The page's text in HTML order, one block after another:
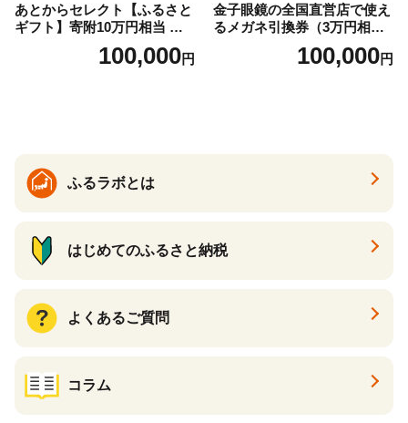
あとからセレクト【ふるさと
ギフト】寄附10万円相当 あ
とから選べる！ ギフト いく
ら ほたて 海鮮 牛肉 別海町
ギフト ふるさと納税 ）
100,000円
金子眼鏡の全国直営店で使え
るメガネ引換券（3万円相
100,000円
ふるラボとは
はじめてのふるさと納税
よくあるご質問
コラム